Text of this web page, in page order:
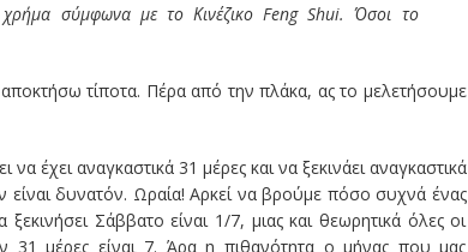
σύμφωνα με το Κινέζικο Feng Shui. Όσοι το
τίποτα. Πέρα από την πλάκα, ας το μελετήσουμε
έχει αναγκαστικά 31 μέρες και να ξεκινάει αναγκαστικά
δυνατόν. Ωραία! Αρκεί να βρούμε πόσο συχνά ένας
Σάββατο είναι 1/7, μιας και θεωρητικά όλες οι
31 μέρες είναι 7. Άρα η πιθανότητα ο μήνας που μας